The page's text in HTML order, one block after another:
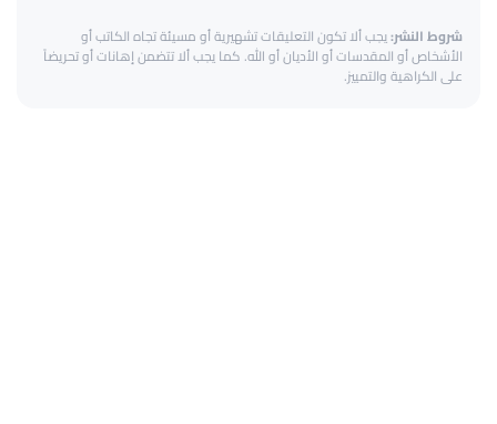
شروط النشر:يجب ألا تكون التعليقات تشهيرية أو مسيئة تجاه الكاتب أو
الأشخاص أو المقدسات أو الأديان أو الله. كما يجب ألا تتضمن إهانات أو تحريضاً
على الكراهية والتمييز.